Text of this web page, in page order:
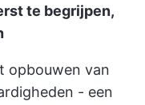
te begrijpen,
opbouwen van
- een